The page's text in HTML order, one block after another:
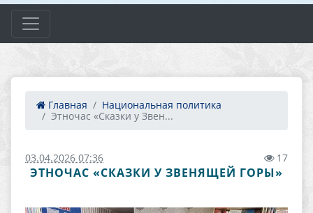
Главная
Национальная политика
Этночас «Сказки у Звен...
03.04.2026 07:36 17
ЭТНОЧАС «СКАЗКИ У ЗВЕНЯЩЕЙ ГОРЫ»